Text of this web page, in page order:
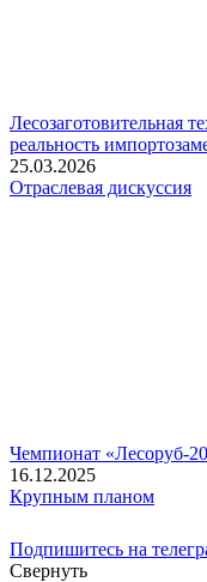
Лесозаготовительная
реальность
25.03.2026
Отраслевая дискуссия
Чемпионат «Лесоруб-
16.12.2025
Крупным планом
Подпишитесь на
Свернуть